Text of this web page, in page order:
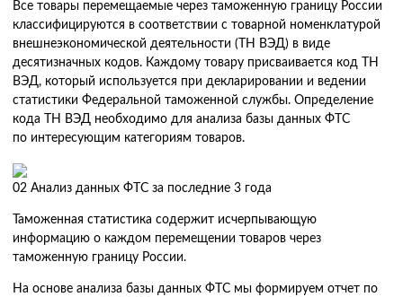
Все товары перемещаемые через таможенную границу России
классифицируются в соответствии с товарной номенклатурой
внешнеэкономической деятельности (ТН ВЭД) в виде
десятизначных кодов. Каждому товару присваивается код ТН
ВЭД, который используется при декларировании и ведении
статистики Федеральной таможенной службы. Определение
кода ТН ВЭД необходимо для анализа базы данных ФТС
по интересующим категориям товаров.
02 Анализ данных ФТС за последние 3 года
Таможенная статистика содержит исчерпывающую
информацию о каждом перемещении товаров через
таможенную границу России.
На основе анализа базы данных ФТС мы формируем отчет по